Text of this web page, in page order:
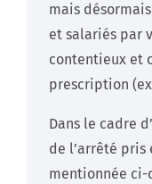
mais
et salariés par
contentieux et
prescription
Dans le cadre
de l’arrêté pris
mentionnée ci-